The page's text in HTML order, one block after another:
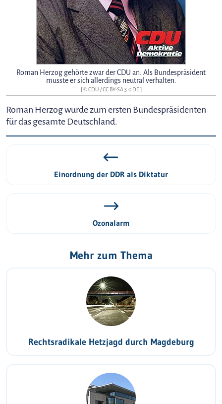
Roman Herzog gehörte zwar der CDU an. Als Bundespräsident
musste er sich allerdings neutral verhalten.
[ © CDU /CC BY-SA 3.0 DE]
Roman Herzog wurde zum ersten Bundespräsidenten
für das gesamte Deutschland.
Einordnung der DDR als Diktatur
Ozonalarm
Mehr zum Thema
Rechtsradikale Hetzjagd durch Magdeburg